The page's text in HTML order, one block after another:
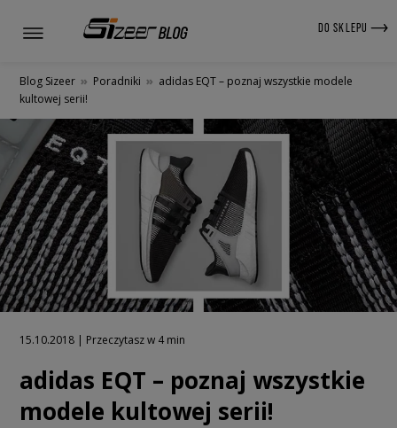
DO SKLEPU
Blog Sizeer » Poradniki » adidas EQT – poznaj wszystkie modele
kultowej serii!
15.10.2018 | Przeczytasz w 4 min
adidas EQT – poznaj wszystkie
modele kultowej serii!